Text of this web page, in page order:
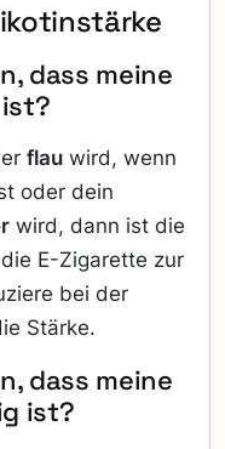
dass meine
flau wird, wenn
oder dein
wird, dann ist die
E-Zigarette zur
bei der
Stärke.
dass meine
ist?